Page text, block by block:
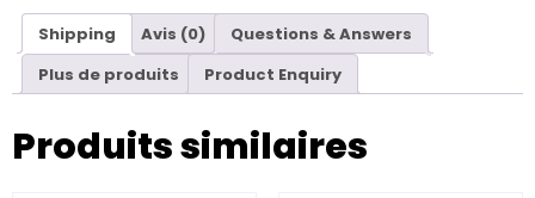
Shipping Avis (0)
Questions & Answers
Plus de produits
Product Enquiry
Produits similaires